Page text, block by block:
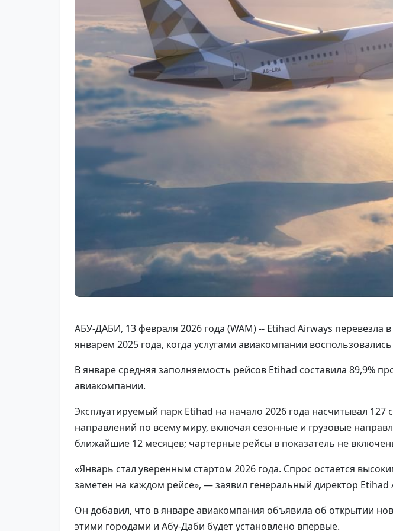
АБУ-ДАБИ, 13 февраля 2026 года (WAM) -- Etihad Airways
январем 2025 года, когда услугами авиакомпании
В январе средняя заполняемость рейсов Etihad составила 89,9%
авиакомпании.
Эксплуатируемый парк Etihad на начало 2026 года насчитывал
направлений по всему миру, включая сезонные и грузовые
ближайшие 12 месяцев; чартерные рейсы в показатель не
«Январь стал уверенным стартом 2026 года. Спрос остается
заметен на каждом рейсе», — заявил генеральный директор
Он добавил, что в январе авиакомпания объявила об открытии
этими городами и Абу-Даби будет установлено впервые.